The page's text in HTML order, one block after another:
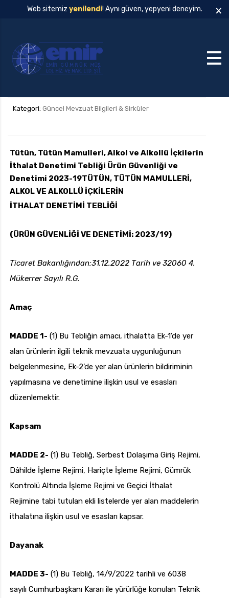
Web sitemiz yenilendi! Aynı güven, yepyeni deneyim. ×
Pzt — Cmt: 09:00 — 18:00
Kategori: Güncel Mevzuat Bilgileri & Sirküler
Tütün, Tütün Mamulleri, Alkol ve Alkollü İçkilerin
İthalat Denetimi Tebliği Ürün Güvenliği ve
Denetimi 2023-19TÜTÜN, TÜTÜN MAMULLERİ,
ALKOL VE ALKOLLÜ İÇKİLERİN
İTHALAT DENETİMİ TEBLİĞİ
(ÜRÜN GÜVENLİĞİ VE DENETİMİ: 2023/19)
Ticaret Bakanlığından:31.12.2022 Tarih ve 32060 4.
Mükerrer Sayılı R.G.
Amaç
MADDE 1- (1) Bu Tebliğin amacı, ithalatta Ek-1’de yer
alan ürünlerin ilgili teknik mevzuata uygunluğunun
belgelenmesine, Ek-2’de yer alan ürünlerin bildiriminin
yapılmasına ve denetimine ilişkin usul ve esasları
düzenlemektir.
Kapsam
MADDE 2- (1) Bu Tebliğ, Serbest Dolaşıma Giriş Rejimi,
Dâhilde İşleme Rejimi, Hariçte İşleme Rejimi, Gümrük
Kontrolü Altında İşleme Rejimi ve Geçici İthalat
Rejimine tabi tutulan ekli listelerde yer alan maddelerin
ithalatına ilişkin usul ve esasları kapsar.
Dayanak
MADDE 3- (1) Bu Tebliğ, 14/9/2022 tarihli ve 6038
sayılı Cumhurbaşkanı Kararı ile yürürlüğe konulan Teknik